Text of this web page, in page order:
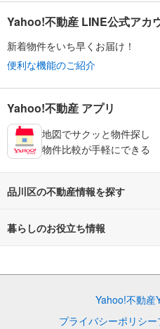
Yahoo!不動産 LINE公式アカ
新着物件をいち早くお届け！
便利な機能のご紹介
Yahoo!不動産 アプリ
地図でサクッと物件探し
物件比較が手軽にできる
品川区の不動産情報を探す
不動産・住宅
暮らしのお役立ち情報
Yahoo!不動産
プライバシーポリシー